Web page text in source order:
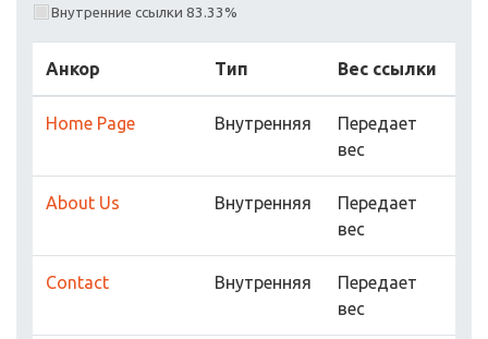
Внутренние ссылки 83.33%
Анкор Тип Вес ссылки
Home Page Внутренняя
Передает
вес
About Us Внутренняя
Передает
вес
Contact Внутренняя
Передает
вес